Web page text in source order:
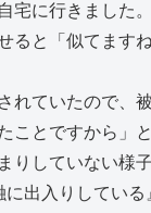
宅に行きました。
ると「似てます
れていたので、
ことですから」
りしていない様
出入りしている